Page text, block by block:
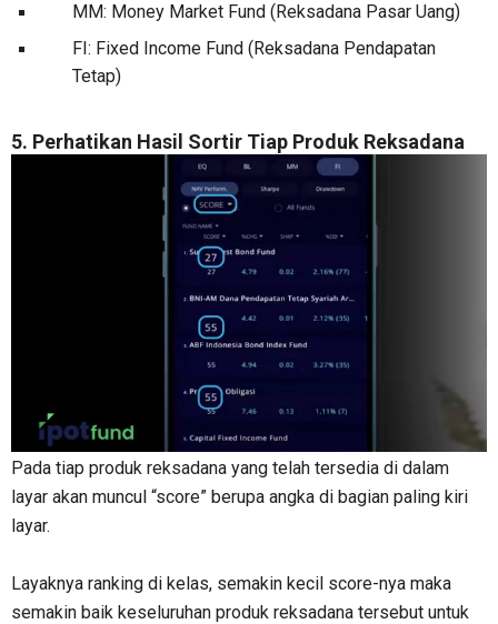
MM: Money Market Fund (Reksadana Pasar Uang)
FI: Fixed Income Fund (Reksadana Pendapatan
Tetap)
5. Perhatikan Hasil Sortir Tiap Produk Reksadana
Pada tiap produk reksadana yang telah tersedia di dalam
layar akan muncul “score” berupa angka di bagian paling kiri
layar.
Layaknya ranking di kelas, semakin kecil score-nya maka
semakin baik keseluruhan produk reksadana tersebut untuk